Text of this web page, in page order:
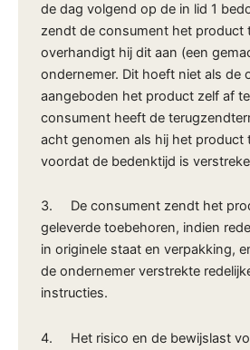
de dag volgend op de in lid 1
zendt de consument het product
overhandigt hij dit aan (een
ondernemer. Dit hoeft niet als de
aangeboden het product zelf af
consument heeft de
acht genomen als hij het product
voordat de bedenktijd is
3. De consument zendt het
geleverde toebehoren, indien
in originele staat en verpakking,
de ondernemer verstrekte
instructies.
4. Het risico en de bewijslast